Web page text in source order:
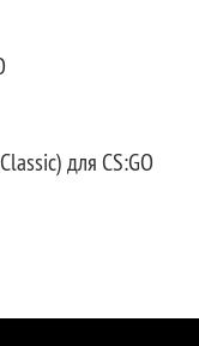
для CS:GO